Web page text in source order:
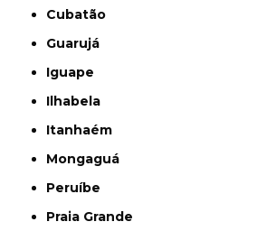
Cubatão
Guarujá
Iguape
Ilhabela
Itanhaém
Mongaguá
Peruíbe
Praia Grande